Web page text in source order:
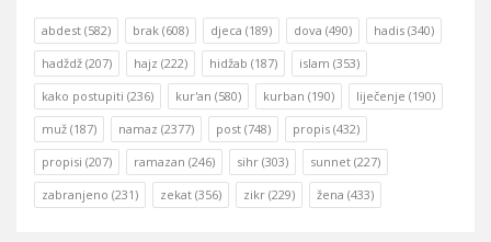
abdest (582) brak (608) djeca (189) dova (490) hadis (340)
hadždž (207) hajz (222) hidžab (187) islam (353)
kako postupiti (236) kur'an (580) kurban (190) liječenje (190)
muž (187) namaz (2377) post (748) propis (432)
propisi (207) ramazan (246) sihr (303) sunnet (227)
zabranjeno (231) zekat (356) zikr (229) žena (433)